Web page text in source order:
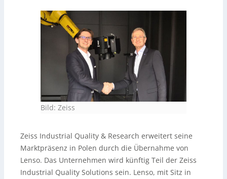
Bild: Zeiss
Zeiss Industrial Quality & Research erweitert seine
Marktpräsenz in Polen durch die Übernahme von
Lenso. Das Unternehmen wird künftig Teil der Zeiss
Industrial Quality Solutions sein. Lenso, mit Sitz in